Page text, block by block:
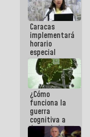
porque lo
que haces
es
embarrarla
Caracas
implementará
horario
especial
para
adaptarse
al plan de
ahorro
energético
¿Cómo
funciona la
guerra
cognitiva a
favor de la